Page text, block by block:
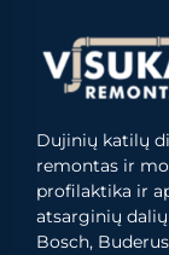
Dujinių katilų
remontas ir
profilaktika ir
atsarginių
Bosch,